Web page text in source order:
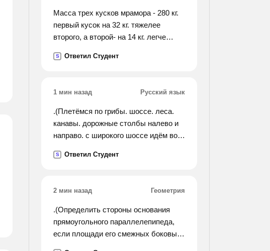
Масса трех кусков мрамора - 280 кг.
первый кусок на 32 кг. тяжелее
второго, а второй- на 14 кг. легче
куска мрамора. решите
S Ответил Студент
1 мин назад Русский язык
.(Плетёмся по грибы. шоссе. леса.
канавы. дорожные столбы налево и
направо. с широкого шоссе идём во
плутаем врассыпную. набиты
уходим. за
спиной стеною лес недвижный, где
день в красе земной сгорел
скоропостижно. установите, сколько
S Ответил Студент
2 мин назад Геометрия
.(Определить стороны основания
прямоугольного параллелепипеда,
если площади его смежных боковых